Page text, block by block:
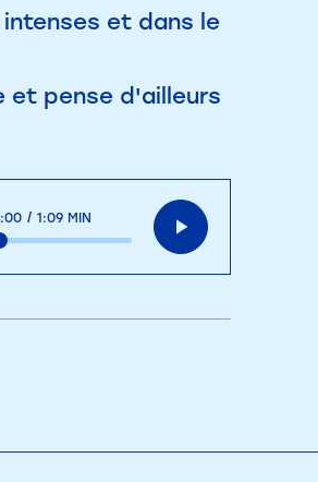
et dans le
et pense d'ailleurs
/ 1:09 MIN